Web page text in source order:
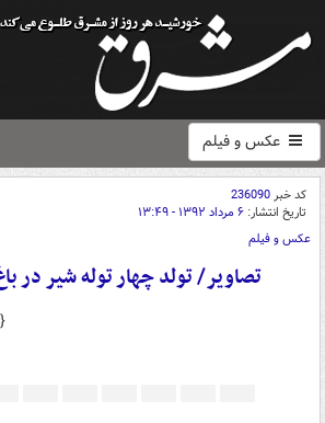
عکس و فیلم
کد خبر236090
تاریخ انتشار: ۶ مرداد ۱۳۹۲ - ۱۳:۴۹
عکس و فیلم
تصاویر/ تولد چهار توله شير در